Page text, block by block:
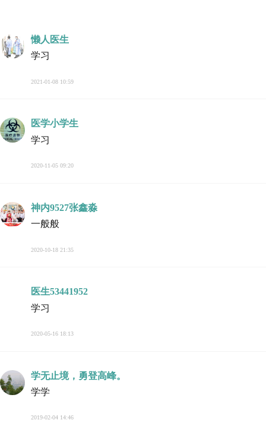
懒人医生
学习
2021-01-08 10:59
医学小学生
学习
2020-11-05 09:20
神内9527张鑫淼
一般般
2020-10-18 21:35
医生53441952
学习
2020-05-16 18:13
学无止境，勇登高峰。
学学
2019-02-04 14:46